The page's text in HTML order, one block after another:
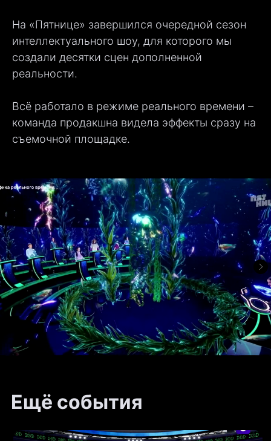
На «Пятнице» завершился очередной сезон
интеллектуального шоу, для которого мы
создали десятки сцен дополненной
реальности.
Всё работало в режиме реального времени –
команда продакшна видела эффекты сразу на
съемочной площадке.
Ещё события